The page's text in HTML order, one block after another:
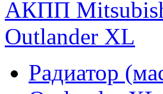
Радиатор